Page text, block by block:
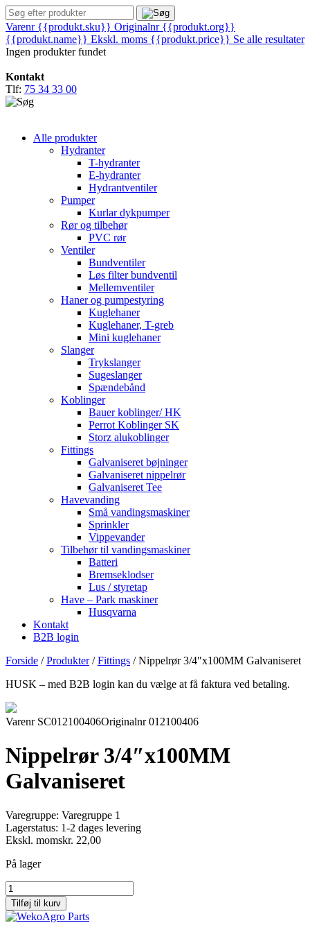
Varenr {{produkt.sku}} Originalnr {{produkt.org}}
{{produkt.name}} Ekskl. moms {{produkt.price}} Se alle resultater
Ingen produkter fundet
Kontakt
Tlf: 75 34 33 00
Alle produkter
Hydranter
T-hydranter
E-hydranter
Hydrantventiler
Pumper
Kurlar dykpumper
Rør og tilbehør
PVC rør
Ventiler
Bundventiler
Løs filter bundventil
Mellemventiler
Haner og pumpestyring
Kuglehaner
Kuglehaner, T-greb
Mini kuglehaner
Slanger
Trykslanger
Sugeslanger
Spændebånd
Koblinger
Bauer koblinger/ HK
Perrot Koblinger SK
Storz alukoblinger
Fittings
Galvaniseret bøjninger
Galvaniseret nippelrør
Galvaniseret Tee
Havevanding
Små vandingsmaskiner
Sprinkler
Vippevander
Tilbehør til vandingsmaskiner
Batteri
Bremseklodser
Lus / styretap
Have – Park maskiner
Husqvarna
Kontakt
B2B login
Forside /Produkter/Fittings /Nippelrør 3/4″x100MM Galvaniseret
HUSK – med B2B login kan du vælge at få faktura ved betaling.
Varenr SC012100406Originalnr 012100406
Nippelrør 3/4″x100MM
Galvaniseret
Varegruppe: Varegruppe 1
Lagerstatus: 1-2 dages levering
Ekskl. momskr. 22,00
På lager
Nippelrør
3/4"x100MM
Galvaniseret
antal
Tilføj til kurv